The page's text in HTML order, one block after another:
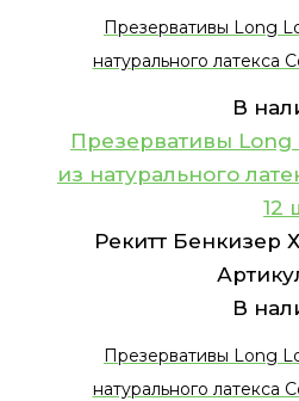
Презервативы Long
натурального латекса
В
Презервативы Long
из натурального
12
Рекитт Бенкизер
В
Презервативы Long
натурального латекса